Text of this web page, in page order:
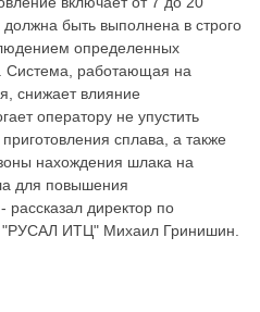
быть выполнена в строго
определенных
Система, работающая на
снижает влияние
оператору не упустить
сплава, а также
нахождения шлака на
для повышения
рассказал директор по
"РУСАЛ ИТЦ" Михаил Гринишин.